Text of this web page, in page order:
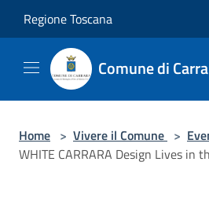
Regione Toscana
Comune di
Home > Vivere il Comune >
WHITE CARRARA Design Lives in